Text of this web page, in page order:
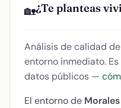
🏡¿Te planteas
Análisis de calidad
entorno inmediato.
datos públicos —
El entorno de